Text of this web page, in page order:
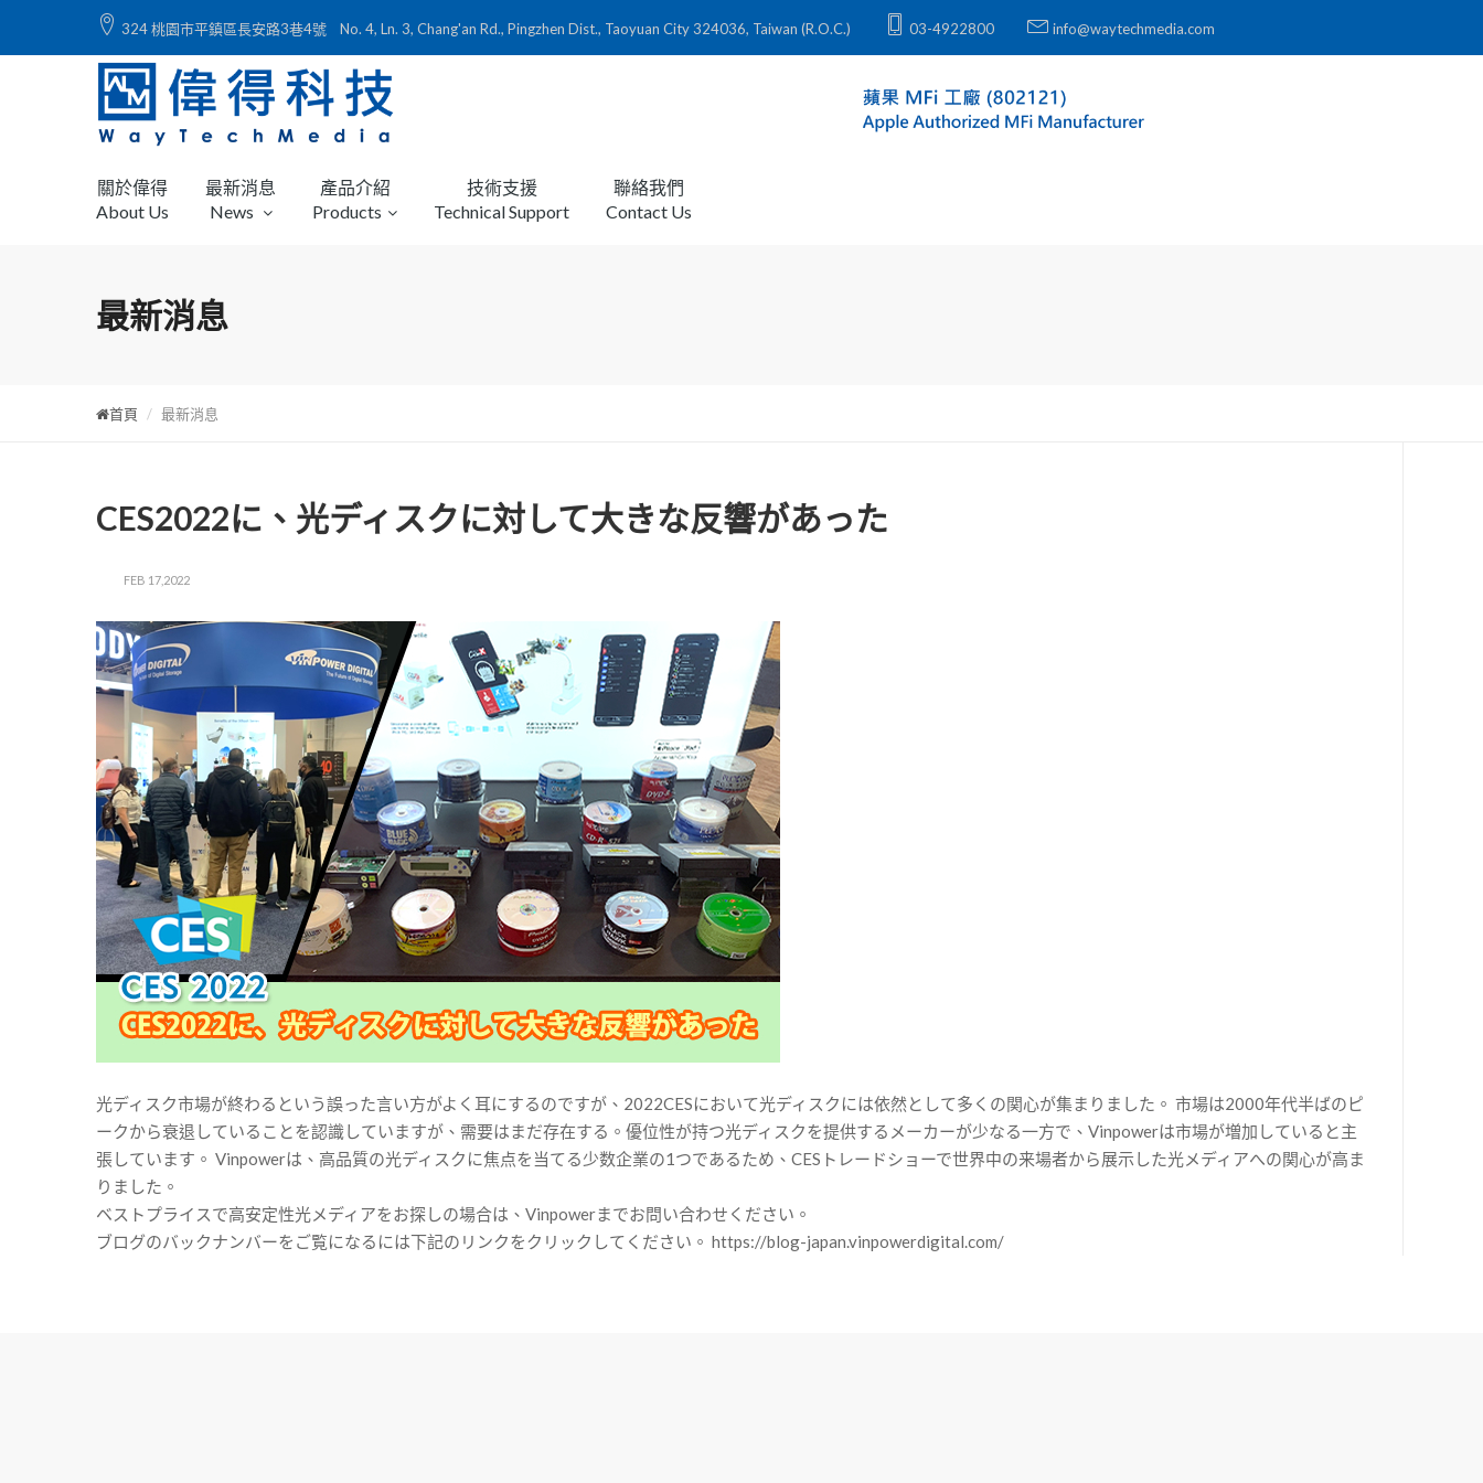
324 桃園市平鎮區長安路3巷4號 No. 4, Ln. 3, Chang'an Rd., Pingzhen Dist., Taoyuan City 324036, Taiwan (R.O.C.) 03-4922800 info@waytechmedia.com
關於偉得
About Us
最新消息
News
產品介紹
Products
技術支援
Technical Support
聯絡我們
Contact Us
最新消息
首頁 最新消息
CES2022に、光ディスクに対して大きな反響があった
FEB 17,2022
光ディスク市場が終わるという誤った言い方がよく耳にするのですが、2022CESにおいて光ディスクには依然として多くの関心が集まりました。 市場は2000年代半ばのピ
ークから衰退していることを認識していますが、需要はまだ存在する。優位性が持つ光ディスクを提供するメーカーが少なる一方で、Vinpowerは市場が増加していると主
張しています。 Vinpowerは、高品質の光ディスクに焦点を当てる少数企業の1つであるため、CESトレードショーで世界中の来場者から展示した光メディアへの関心が高ま
りました。
ベストプライスで高安定性光メディアをお探しの場合は、Vinpowerまでお問い合わせください。
ブログのバックナンバーをご覧になるには下記のリンクをクリックしてください。 https://blog-japan.vinpowerdigital.com/